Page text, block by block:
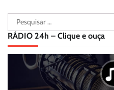
Pesquisar
por:
RÁDIO 24h – Clique e ouça